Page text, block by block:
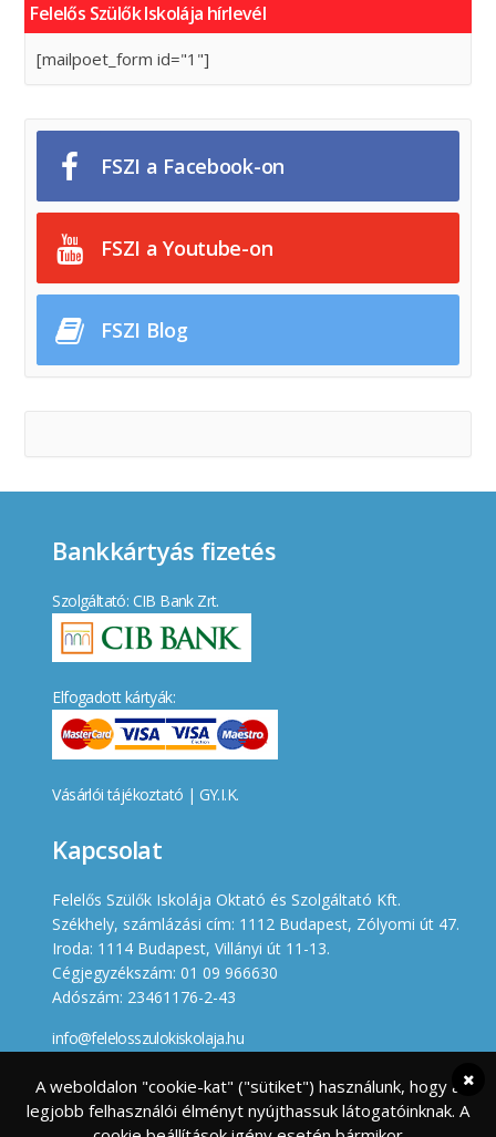
Felelős Szülők Iskolája hírlevél
[mailpoet_form id="1"]
FSZI a Facebook-on
FSZI a Youtube-on
FSZI Blog
Bankkártyás fizetés
Szolgáltató: CIB Bank Zrt.
Elfogadott kártyák:
Vásárlói tájékoztató | GY.I.K.
Kapcsolat
Felelős Szülők Iskolája Oktató és Szolgáltató Kft.
Székhely, számlázási cím: 1112 Budapest, Zólyomi út 47.
Iroda: 1114 Budapest, Villányi út 11-13.
Cégjegyzékszám: 01 09 966630
Adószám: 23461176-2-43
info@felelosszulokiskolaja.hu
A weboldalon "cookie-kat" ("sütiket") használunk, hogy a
legjobb felhasználói élményt nyújthassuk látogatóinknak. A